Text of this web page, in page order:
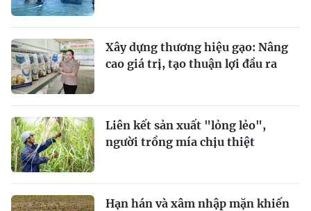
Xây dựng thương hiệu gạo: Nâng
cao giá trị, tạo thuận lợi đầu ra
Liên kết sản xuất "lỏng lẻo",
người trồng mía chịu thiệt
Hạn hán và xâm nhập mặn khiến